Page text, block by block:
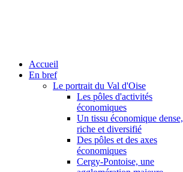
Accueil
En bref
Le portrait du Val d'Oise
Les pôles d'activités
économiques
Un tissu économique dense,
riche et diversifié
Des pôles et des axes
économiques
Cergy-Pontoise, une